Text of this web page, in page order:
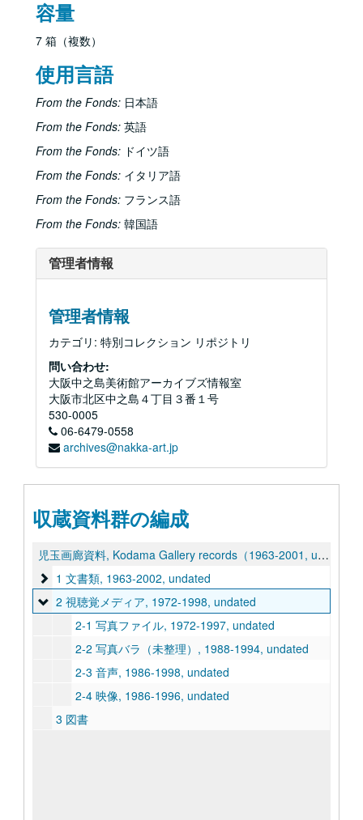
容量
7 箱（複数）
使用言語
From the Fonds: 日本語
From the Fonds: 英語
From the Fonds: ドイツ語
From the Fonds: イタリア語
From the Fonds: フランス語
From the Fonds: 韓国語
管理者情報
管理者情報
カテゴリ: 特別コレクション リポジトリ
問い合わせ:
大阪中之島美術館アーカイブズ情報室
大阪市北区中之島４丁目３番１号
530-0005
06-6479-0558
archives@nakka-art.jp
収蔵資料群の編成
児玉画廊資料, Kodama Gallery records（1963-2001, undated）
1 文書類
1 文書類, 1963-2002, undated
2 視聴覚メディア
2 視聴覚メディア, 1972-1998, undated
2-1 写真ファイル, 1972-1997, undated
2-2 写真バラ（未整理）, 1988-1994, undated
2-3 音声, 1986-1998, undated
2-4 映像, 1986-1996, undated
3 図書